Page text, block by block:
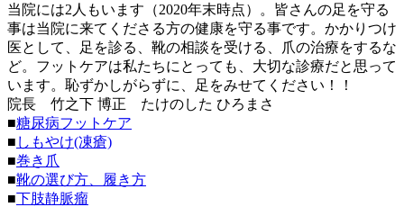
当院には2人もいます（2020年末時点）。皆さんの足を守る
事は当院に来てくださる方の健康を守る事です。かかりつけ
医として、足を診る、靴の相談を受ける、爪の治療をするな
ど。フットケアは私たちにとっても、大切な診療だと思って
います。恥ずかしがらずに、足をみせてください！！
院長 竹之下 博正 たけのした ひろまさ
■糖尿病フットケア
■ しもやけ(凍瘡)
■巻き爪
■靴の選び方、履き方
■下肢静脈瘤